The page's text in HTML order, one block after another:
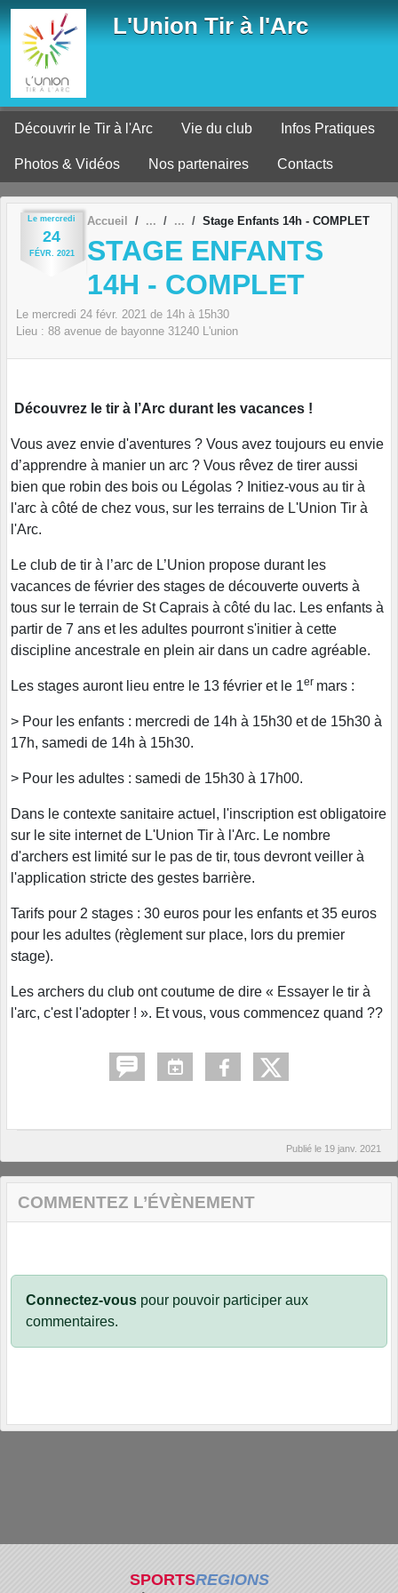
L'Union Tir à l'Arc
Découvrir le Tir à l'Arc Vie du club Infos Pratiques
Photos & Vidéos Nos partenaires Contacts
Le mercredi
24
FÉVR. 2021
Accueil Stage Enfants 14h - COMPLET
STAGE ENFANTS
14H - COMPLET
Le mercredi 24 févr. 2021 de 14h à 15h30
Lieu : 88 avenue de bayonne 31240 L'union
Découvrez le tir à l’Arc durant les vacances !
Vous avez envie d'aventures ? Vous avez toujours eu envie
d’apprendre à manier un arc ? Vous rêvez de tirer aussi
bien que robin des bois ou Légolas ? Initiez-vous au tir à
l'arc à côté de chez vous, sur les terrains de L'Union Tir à
l'Arc.
Le club de tir à l’arc de L’Union propose durant les
vacances de février des stages de découverte ouverts à
tous sur le terrain de St Caprais à côté du lac. Les enfants à
partir de 7 ans et les adultes pourront s'initier à cette
discipline ancestrale en plein air dans un cadre agréable.
Les stages auront lieu entre le 13 février et le 1er mars :
> Pour les enfants : mercredi de 14h à 15h30 et de 15h30 à
17h, samedi de 14h à 15h30.
> Pour les adultes : samedi de 15h30 à 17h00.
Dans le contexte sanitaire actuel, l'inscription est obligatoire
sur le site internet de L'Union Tir à l'Arc. Le nombre
d'archers est limité sur le pas de tir, tous devront veiller à
l'application stricte des gestes barrière.
Tarifs pour 2 stages : 30 euros pour les enfants et 35 euros
pour les adultes (règlement sur place, lors du premier
stage).
Les archers du club ont coutume de dire « Essayer le tir à
l'arc, c'est l'adopter ! ». Et vous, vous commencez quand ??
Publié le 19 janv. 2021
COMMENTEZ L’ÉVÈNEMENT
Connectez-vous pour pouvoir participer aux
commentaires.
SPORTSREGIONS
Panneau de gestion des cookies